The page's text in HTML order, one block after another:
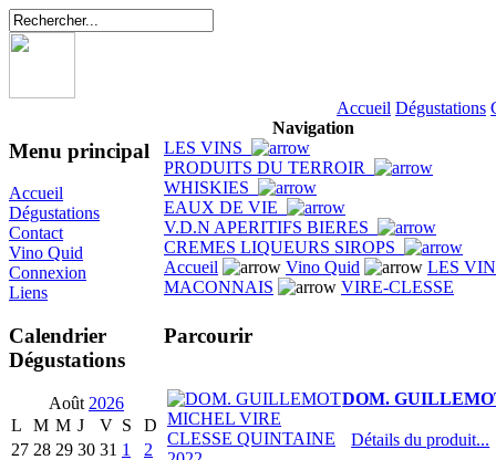
Accueil Dégustations
Menu principal
Accueil
Dégustations
Contact
Vino Quid
Connexion
Liens
Calendrier
Dégustations
Août 2026
L
M M J V S
D
27 28 29 30 31 1
2
Navigation
LES VINS
PRODUITS DU TERROIR
WHISKIES
EAUX DE VIE
V.D.N APERITIFS BIERES
CREMES LIQUEURS SIROPS
Accueil
Vino Quid
LES
MACONNAIS
VIRE-CLESSE
Parcourir
DOM.
Détails du produit...